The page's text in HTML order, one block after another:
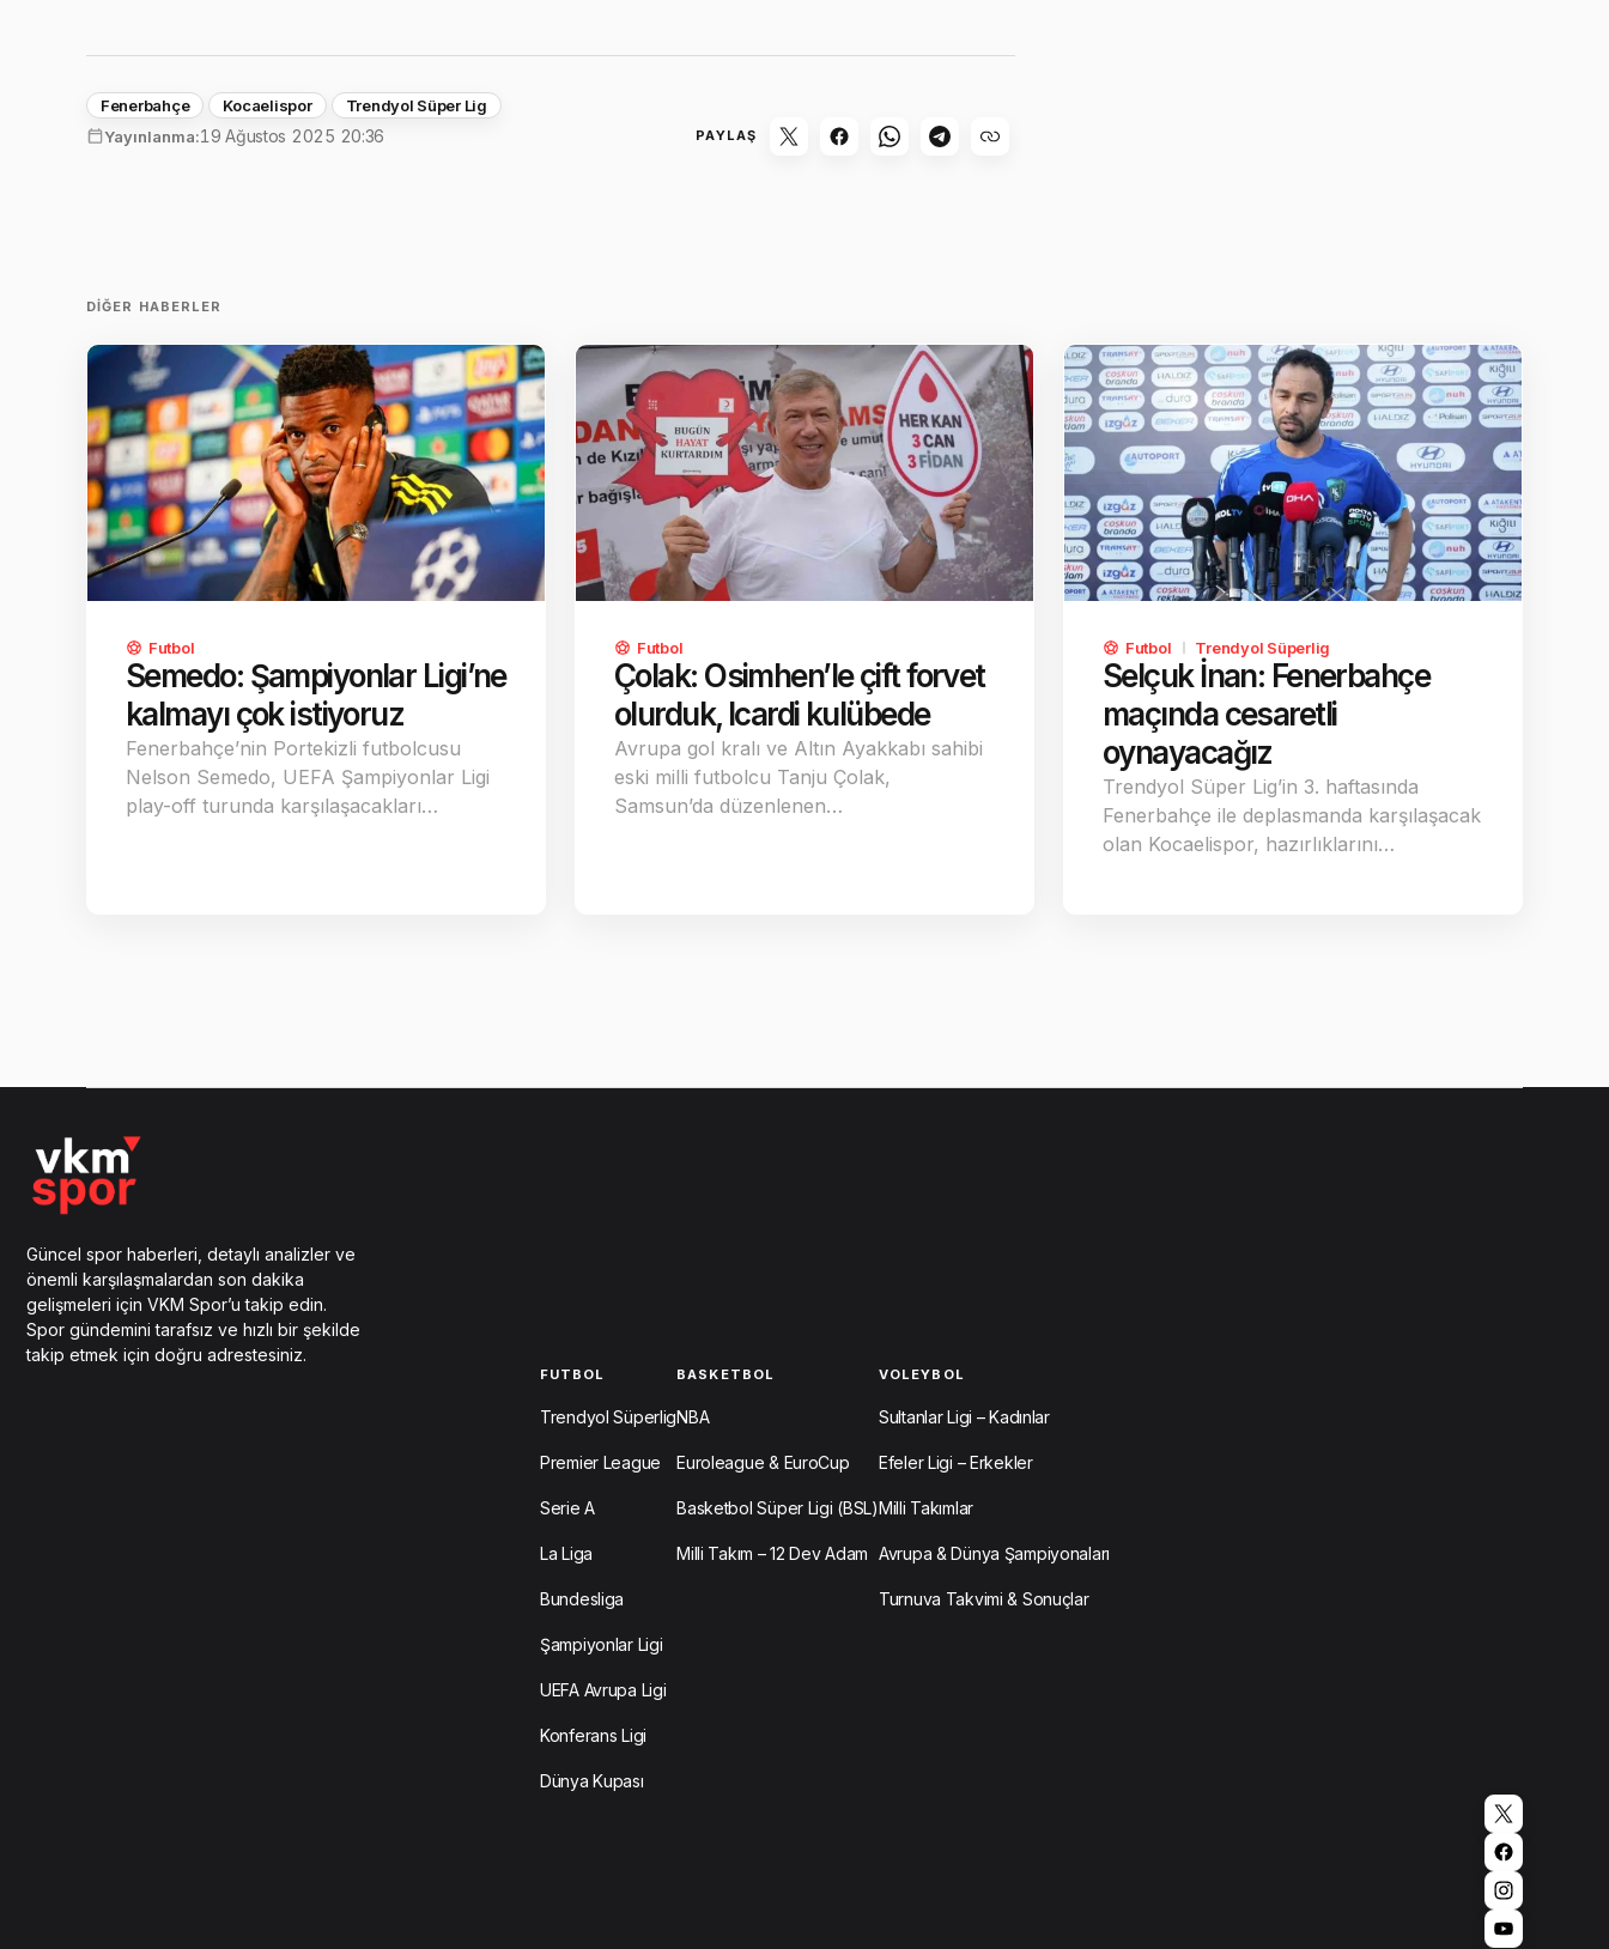
Fenerbahçe Kocaelispor
Trendyol Süper Lig
Yayınlanma:19 Ağustos 2025 20:36 PAYLAŞ
DIĞER HABERLER
Futbol
Semedo: Şampiyonlar Ligi’ne
kalmayı çok istiyoruz
Fenerbahçe’nin Portekizli futbolcusu
Nelson Semedo, UEFA Şampiyonlar Ligi
play-off turunda karşılaşacakları…
Futbol
Çolak: Osimhen’le çift forvet
olurduk, Icardi kulübede
Avrupa gol kralı ve Altın Ayakkabı sahibi
eski milli futbolcu Tanju Çolak,
Samsun’da düzenlenen…
Futbol Trendyol Süperlig
Selçuk İnan: Fenerbahçe
maçında cesaretli
oynayacağız
Trendyol Süper Lig’in 3. haftasında
Fenerbahçe ile deplasmanda karşılaşacak
olan Kocaelispor, hazırlıklarını…
Güncel spor haberleri, detaylı analizler ve
önemli karşılaşmalardan son dakika
gelişmeleri için VKM Spor’u takip edin.
Spor gündemini tarafsız ve hızlı bir şekilde
takip etmek için doğru adrestesiniz.
FUTBOL
Trendyol Süperlig
Premier League
Serie A
La Liga
Bundesliga
Şampiyonlar Ligi
UEFA Avrupa Ligi
Konferans Ligi
Dünya Kupası
BASKETBOL
NBA
Euroleague & EuroCup
Basketbol Süper Ligi (BSL)
Milli Takım – 12 Dev Adam
VOLEYBOL
Sultanlar Ligi – Kadınlar
Efeler Ligi – Erkekler
Milli Takımlar
Avrupa & Dünya Şampiyonaları
Turnuva Takvimi & Sonuçlar